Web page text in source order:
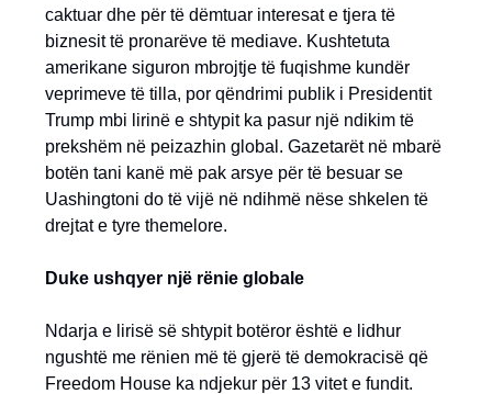
caktuar dhe për të dëmtuar interesat e tjera të
biznesit të pronarëve të mediave. Kushtetuta
amerikane siguron mbrojtje të fuqishme kundër
veprimeve të tilla, por qëndrimi publik i Presidentit
Trump mbi lirinë e shtypit ka pasur një ndikim të
prekshëm në peizazhin global. Gazetarët në mbarë
botën tani kanë më pak arsye për të besuar se
Uashingtoni do të vijë në ndihmë nëse shkelen të
drejtat e tyre themelore.
Duke ushqyer një rënie globale
Ndarja e lirisë së shtypit botëror është e lidhur
ngushtë me rënien më të gjerë të demokracisë që
Freedom House ka ndjekur për 13 vitet e fundit.